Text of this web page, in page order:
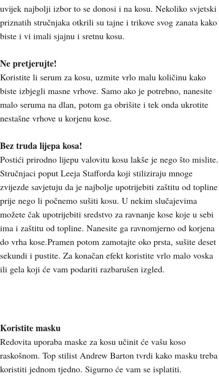
uvijek najbolji izbor to se donosi i na kosu. Nekoliko svjetski
priznatih stručnjaka otkrili su tajne i trikove svog zanata kako
biste i vi imali sjajnu i sretnu kosu.
Ne pretjerujte!
Koristite li serum za kosu, uzmite vrlo malu količinu kako
biste izbjegli masne vrhove. Samo ako je potrebno, nanesite
malo seruma na dlan, potom ga obrišite i tek onda ukrotite
nestašne vrhove u korjenu kose.
Bez truda lijepa kosa!
Postići prirodno lijepu valovitu kosu lakše je nego što mislite.
Stručnjaci poput Leeja Stafforda koji stiliziraju mnoge
zvijezde savjetuju da je najbolje upotrijebiti zaštitu od topline
prije nego li počnemo sušiti kosu. U nekim slučajevima
možete čak upotrijebiti sredstvo za ravnanje kose koje u sebi
ima i zaštitu od topline. Nanesite ga ravnomjerno od korjena
do vrha kose.Pramen potom zamotajte oko prsta, sušite deset
sekundi i pustite. Za konačan efekt koristite vrlo malo voska
ili gela koji će vam podariti razbarušen izgled.
Koristite masku
Redovita uporaba maske za kosu učinit će vašu koso
raskošnom. Top stilist Andrew Barton tvrdi kako masku treba
koristiti jednom tjedno. Sigurno će vam se isplatiti.